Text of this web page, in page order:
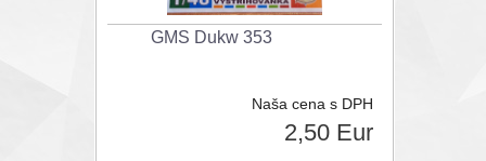
GMS Dukw 353
Naša cena s DPH
2,50 Eur